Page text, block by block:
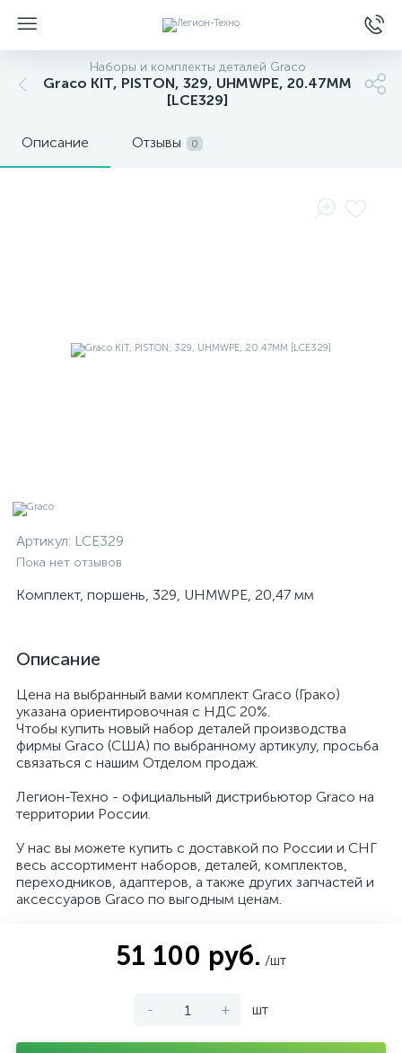
Наборы и комплекты деталей Graco
Graco KIT, PISTON, 329, UHMWPE, 20.47MM
[LCE329]
Описание Отзывы 0
Артикул: LCE329
Пока нет отзывов
Комплект, поршень, 329, UHMWPE, 20,47 мм
Описание
Цена на выбранный вами комплект Graco (Грако)
указана ориентировочная с НДС 20%.
Чтобы купить новый набор деталей производства
фирмы Graco (США) по выбранному артикулу, просьба
связаться с нашим Отделом продаж.
Легион-Техно - официальный дистрибьютор Graco на
территории России.
У нас вы можете купить с доставкой по России и СНГ
весь ассортимент наборов, деталей, комплектов,
переходников, адаптеров, а также других запчастей и
аксессуаров Graco по выгодным ценам.
51 100 руб. /шт
- + шт